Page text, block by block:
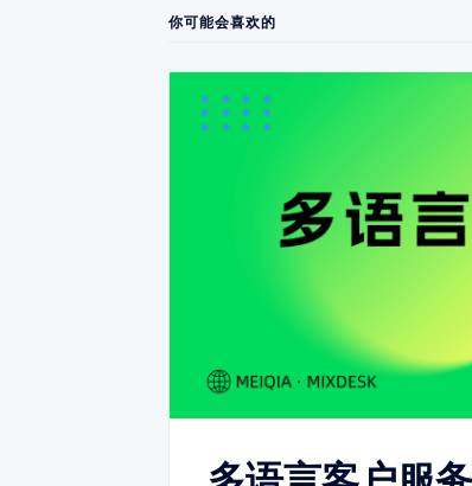
你可能会喜欢的